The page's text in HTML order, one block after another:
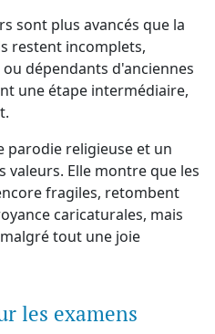
sont plus avancés que la
restent incomplets,
dépendants d'anciennes
une étape intermédiaire,
parodie religieuse et un
valeurs. Elle montre que les
fragiles, retombent
caricaturales, mais
tout une joie
les examens